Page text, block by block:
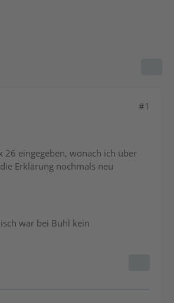
#1
26 eingegeben, wonach ich über
Erklärung nochmals neu
war bei Buhl kein